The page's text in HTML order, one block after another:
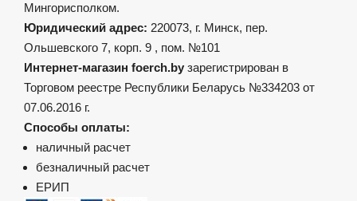
Мингорисполком.
Юридический адрес: 220073, г. Минск, пер.
Ольшевского 7, корп. 9 , пом. №101
Интернет-магазин foerch.by зарегистрирован в
Торговом реестре Республики Беларусь №334203 от
07.06.2016 г.
Способы оплаты:
наличный расчет
безналичный расчет
ЕРИП